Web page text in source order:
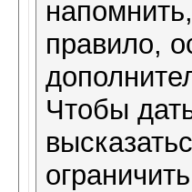
правило,
Чтобы